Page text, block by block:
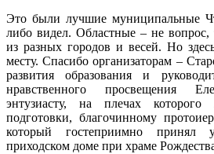
Это были лучшие муниципальные
либо видел. Областные – не вопрос,
из разных городов и весей. Но
месту. Спасибо организаторам –
развития образования и
нравственного просвещения
энтузиасту, на плечах
подготовки, благочинному
который гостеприимно принял
приходском доме при храме